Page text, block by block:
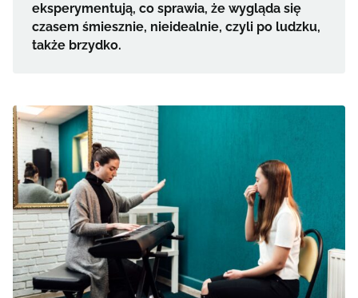
eksperymentują, co sprawia, że wygląda się
czasem śmiesznie, nieidealnie, czyli po ludzku,
także brzydko.